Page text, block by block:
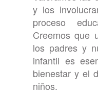
y los
proceso
Creemos que
los padres y
infantil es
bienestar y el
niños.